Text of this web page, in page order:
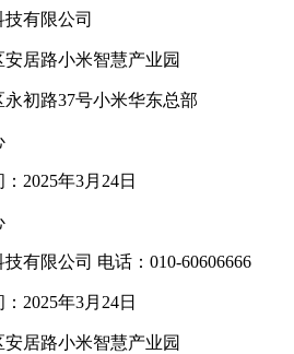
有限公司
居路小米智慧产业园
初路37号小米华东总部
2025年3月24日
有限公司 电话：010-60606666
2025年3月24日
居路小米智慧产业园